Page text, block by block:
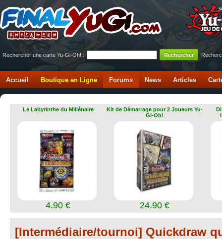
Rechercher une carte Yu-Gi-Oh! :
Accueil Boutique en Ligne Forums News Articles
Le Labyrinthe du Millénaire
4.90 €
Kit de Démarrage pour 2 Joueurs Yu-
Gi-Oh!
24.90 €
[Intermédiaire/tournoi] Quickdraw